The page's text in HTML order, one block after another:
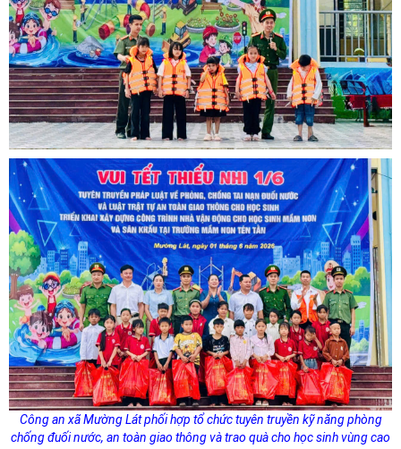
Công an xã Mường Lát phối hợp tổ chức tuyên truyền kỹ năng phòng
chống đuối nước, an toàn giao thông và trao quà cho học sinh vùng cao